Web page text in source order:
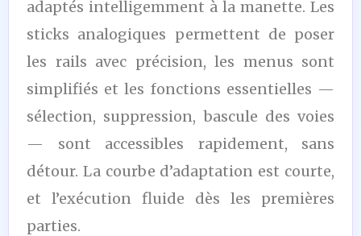
adaptés intelligemment à la manette. Les
sticks analogiques permettent de poser
les rails avec précision, les menus sont
simplifiés et les fonctions essentielles —
sélection, suppression, bascule des voies
— sont accessibles rapidement, sans
détour. La courbe d’adaptation est courte,
et l’exécution fluide dès les premières
parties.